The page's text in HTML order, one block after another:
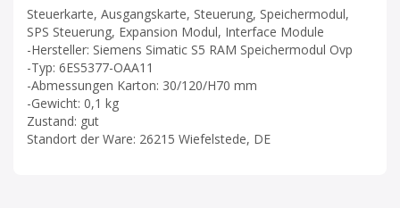
Steuerkarte, Ausgangskarte, Steuerung, Speichermodul,
SPS Steuerung, Expansion Modul, Interface Module
-Hersteller: Siemens Simatic S5 RAM Speichermodul Ovp
-Typ: 6ES5377-OAA11
-Abmessungen Karton: 30/120/H70 mm
-Gewicht: 0,1 kg
Zustand: gut
Standort der Ware: 26215 Wiefelstede, DE